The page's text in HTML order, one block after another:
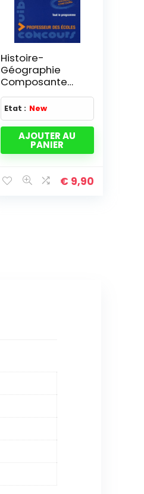
Histoire-
Géographie
Composante
majeure
Concours
Professeur des
écoles
Etat : New
AJOUTER AU
PANIER
€ 9,90